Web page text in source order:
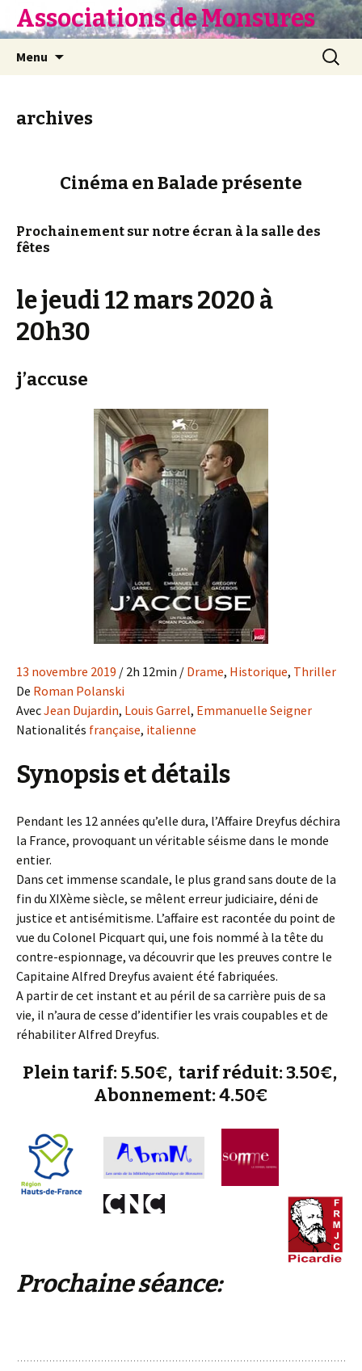
Associations de Monsures
Menu
archives
Cinéma en Balade présente
Prochainement sur notre écran à la salle des
fêtes
le jeudi 12 mars 2020 à
20h30
j’accuse
13 novembre 2019 / 2h 12min / Drame, Historique, Thriller
De Roman Polanski
AvecJean Dujardin, Louis Garrel, Emmanuelle Seigner
Nationalités française, italienne
Synopsis et détails
Pendant les 12 années qu’elle dura, l’Affaire Dreyfus déchira
la France, provoquant un véritable séisme dans le monde
entier.
Dans cet immense scandale, le plus grand sans doute de la
fin du XIXème siècle, se mêlent erreur judiciaire, déni de
justice et antisémitisme. L’affaire est racontée du point de
vue du Colonel Picquart qui, une fois nommé à la tête du
contre-espionnage, va découvrir que les preuves contre le
Capitaine Alfred Dreyfus avaient été fabriquées.
A partir de cet instant et au péril de sa carrière puis de sa
vie, il n’aura de cesse d’identifier les vrais coupables et de
réhabiliter Alfred Dreyfus.
Plein tarif: 5.50€, tarif réduit: 3.50€,
Abonnement: 4.50€
Prochaine séance: